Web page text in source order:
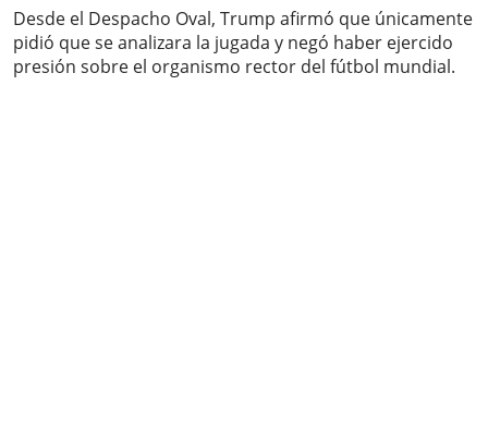
Desde el Despacho Oval, Trump afirmó que únicamente
pidió que se analizara la jugada y negó haber ejercido
presión sobre el organismo rector del fútbol mundial.